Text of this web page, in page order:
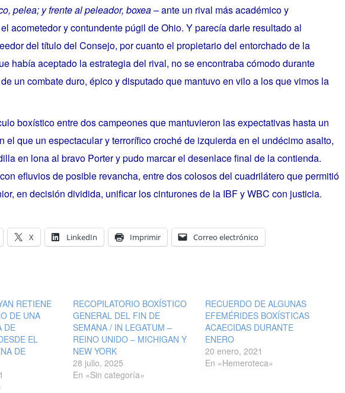
pelea; y frente al peleador, boxea –ante un rival más académico y
acometedor y contundente púgil de Ohio. Y parecía darle resultado al
del título del Consejo, por cuanto el propietario del entorchado de la
había aceptado la estrategia del rival, no se encontraba cómodo durante
un combate duro, épico y disputado que mantuvo en vilo a los que vimos la
boxístico entre dos campeones que mantuvieron las expectativas hasta un
el que un espectacular y terrorífico croché de izquierda en el undécimo asalto,
en lona al bravo Porter y pudo marcar el desenlace final de la contienda.
efluvios de posible revancha, entre dos colosos del cuadrilátero que permitió
en decisión dividida, unificar los cinturones de la IBF y WBC con justicia.
X LinkedIn Imprimir Correo electrónico
RETIENE
DE UNA
DE
EL
DE
RECOPILATORIO BOXÍSTICO
GENERAL DEL FIN DE
SEMANA / IN LEGATUM –
REINO UNIDO – MICHIGAN Y
NEW YORK
28 julio, 2025
En «Sin categoría»
RECUERDO DE ALGUNAS
EFEMÉRIDES BOXÍSTICAS
ACAECIDAS DURANTE
ENERO
20 enero, 2021
En «Hemeroteca»